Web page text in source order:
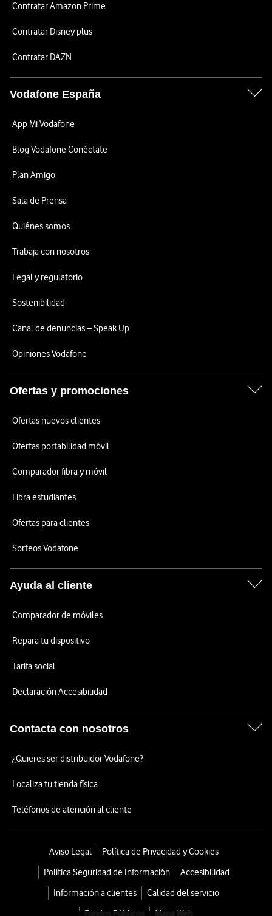
Contratar Amazon Prime
Contratar Disney plus
Contratar DAZN
Vodafone España
App Mi Vodafone
Blog Vodafone Conéctate
Plan Amigo
Sala de Prensa
Quiénes somos
Trabaja con nosotros
Legal y regulatorio
Sostenibilidad
Canal de denuncias – Speak Up
Opiniones Vodafone
Ofertas y promociones
Ofertas nuevos clientes
Ofertas portabilidad móvil
Comparador fibra y móvil
Fibra estudiantes
Ofertas para clientes
Sorteos Vodafone
Ayuda al cliente
Comparador de móviles
Repara tu dispositivo
Tarifa social
Declaración Accesibilidad
Contacta con nosotros
¿Quieres ser distribuidor Vodafone?
Localiza tu tienda física
Teléfonos de atención al cliente
Aviso Legal
Política de Privacidad y Cookies
Política Seguridad de Información
Accesibilidad
Información a clientes
Calidad del servicio
Fondos Públicos
Mapa Web